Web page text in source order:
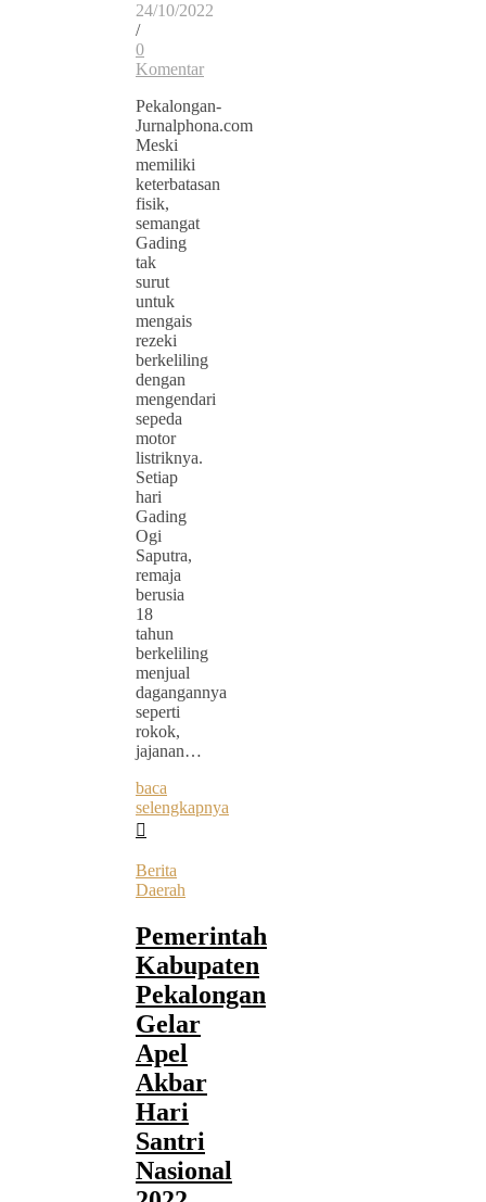
24/10/2022
/
0
Komentar
Pekalongan-
Jurnalphona.com
Meski
memiliki
keterbatasan
fisik,
semangat
Gading
tak
surut
untuk
mengais
rezeki
berkeliling
dengan
mengendari
sepeda
motor
listriknya.
Setiap
hari
Gading
Ogi
Saputra,
remaja
berusia
18
tahun
berkeliling
menjual
dagangannya
seperti
rokok,
jajanan…
baca
selengkapnya
Berita
Daerah
Pemerintah
Kabupaten
Pekalongan
Gelar
Apel
Akbar
Hari
Santri
Nasional